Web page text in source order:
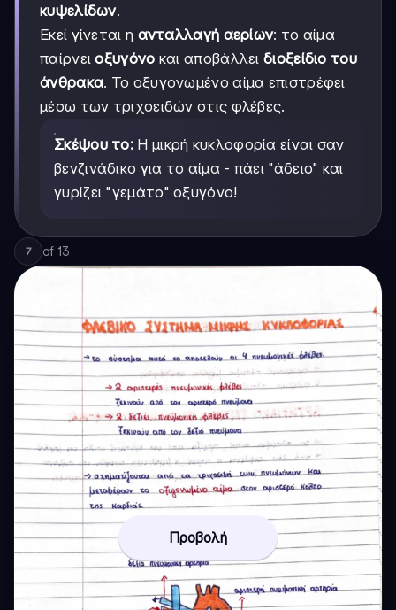
κυψελίδων.
Εκεί γίνεται η ανταλλαγή αερίων: το αίμα
παίρνειοξυγόνο και αποβάλλειδιοξείδιο του
άνθρακα. Το οξυγονωμένο αίμα επιστρέφει
μέσω των τριχοειδών στις φλέβες.
Σκέψου το: Η μικρή κυκλοφορία είναι σαν
βενζινάδικο για το αίμα - πάει "άδειο" και
γυρίζει "γεμάτο" οξυγόνο!
7 of 13
Προβολή